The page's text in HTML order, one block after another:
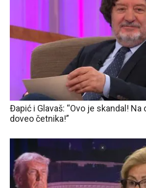
Đapić i Glavaš: “Ovo je skandal! Na
doveo četnika!”